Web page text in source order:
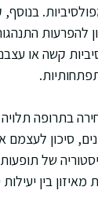
להפרעות
קשה או
בתרופה
סיכון לעצמם
של תופעות
בין יעילות